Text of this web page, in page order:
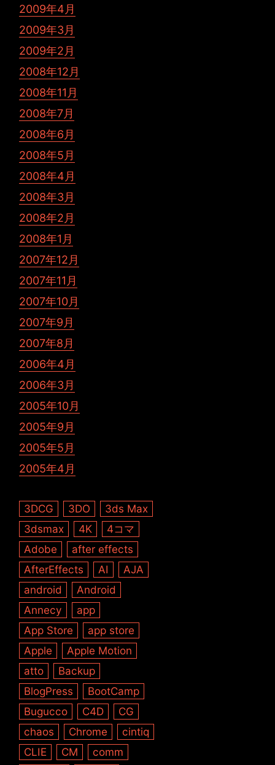
2009年4月
2009年3月
2009年2月
2008年12月
2008年11月
2008年7月
2008年6月
2008年5月
2008年4月
2008年3月
2008年2月
2008年1月
2007年12月
2007年11月
2007年10月
2007年9月
2007年8月
2006年4月
2006年3月
2005年10月
2005年9月
2005年5月
2005年4月
3DCG 3DO
3ds Max
3dsmax
4K
4コマ
Adobe
after effects
AfterEffects
AI
AJA
android
Android
Annecy
app
App Store
app store
Apple
Apple Motion
atto
Backup
BlogPress
BootCamp
Bugucco
C4D
CG
chaos
Chrome
cintiq
CLIE
CM
comm